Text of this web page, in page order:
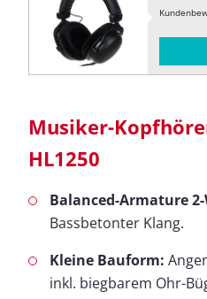
Musiker-
HL1250
Balanced-Armature 2-
Bassbetonter Klang.
Kleine Bauform:
inkl. biegbarem Ohr-